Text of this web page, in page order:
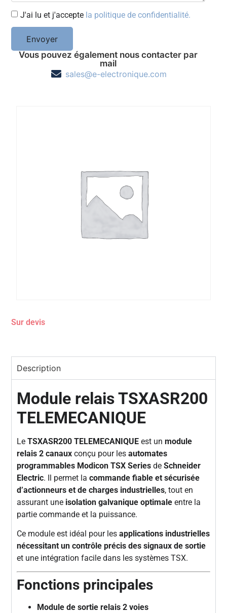
J'ai lu et j'accepte la politique de confidentialité.
Envoyer
Vous pouvez également nous contacter par
mail
sales@e-electronique.com
Sur devis
Description
Module relais TSXASR200
TELEMECANIQUE
LeTSXASR200 TELEMECANIQUE est unmodule
relais 2 canaux conçu pour lesautomates
programmables Modicon TSX Series deSchneider
Electric. Il permet lacommande fiable et sécurisée
d’actionneurs et de charges industrielles, tout en
assurant une isolation galvanique optimale entre la
partie commande et la puissance.
Ce module est idéal pour lesapplications industrielles
nécessitant un contrôle précis des signaux de sortie
et une intégration facile dans les systèmes TSX.
Fonctions principales
Module de sortie relais 2 voies